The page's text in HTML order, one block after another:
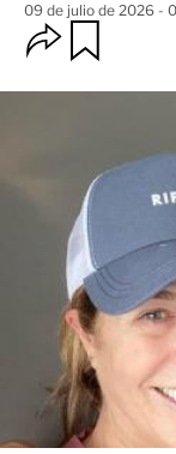
09 de julio de 2026 -
O
p
i
e
c
o
m
p
a
r
t
i
r
r